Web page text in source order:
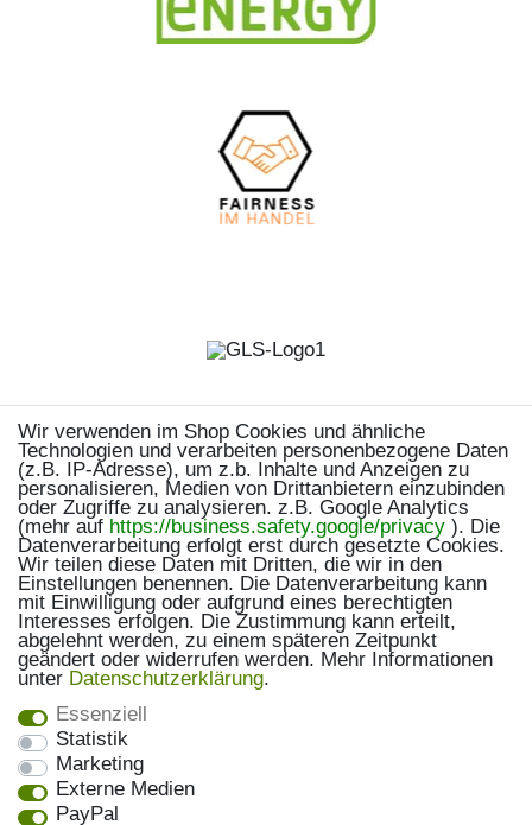
Wir verwenden im Shop Cookies und ähnliche
Technologien und verarbeiten personenbezogene Daten
(z.B. IP-Adresse), um z.b. Inhalte und Anzeigen zu
personalisieren, Medien von Drittanbietern einzubinden
oder Zugriffe zu analysieren. z.B. Google Analytics
(mehr auf https://business.safety.google/privacy ). Die
Datenverarbeitung erfolgt erst durch gesetzte Cookies.
Wir teilen diese Daten mit Dritten, die wir in den
Einstellungen benennen. Die Datenverarbeitung kann
mit Einwilligung oder aufgrund eines berechtigten
Interesses erfolgen. Die Zustimmung kann erteilt,
abgelehnt werden, zu einem späteren Zeitpunkt
geändert oder widerrufen werden. Mehr Informationen
unter Daten­schutz­erklärung.
Essenziell
Statistik
Marketing
Externe Medien
PayPal